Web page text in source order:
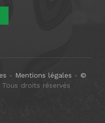
- Mentions légales - ©
droits réservés